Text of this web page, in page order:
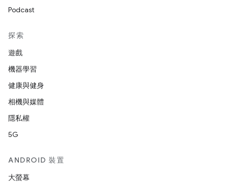
Podcast
探索
遊戲
機器學習
健康與健身
相機與媒體
隱私權
5G
ANDROID 裝置
大螢幕